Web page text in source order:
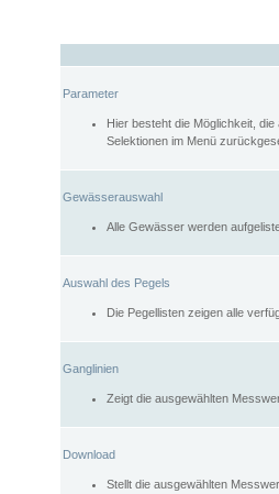
Parameter
Hier besteht die Möglichkeit,
Selektionen im Menü
Gewässerauswahl
Alle Gewässer werden
Auswahl des Pegels
Die Pegellisten zeigen alle
Ganglinien
Zeigt die ausgewählten
Download
Stellt die ausgewählten